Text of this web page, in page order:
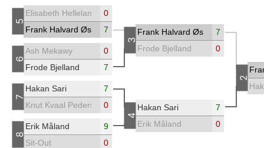
Elisabeth Helleland
0
Frank Halvard Østebø (3303)
7
Ash Mekawy
0
Frode Bjelland
7
Hakan Sari
7
Knut Kvaal Pedersen 0
Erik Måland
9
Sit-Out
0
Frank Halvard Østebø (3303)
7
Frode Bjelland
0
Hakan Sari
7
Erik Måland
0
5
6
7
8
3
4
2